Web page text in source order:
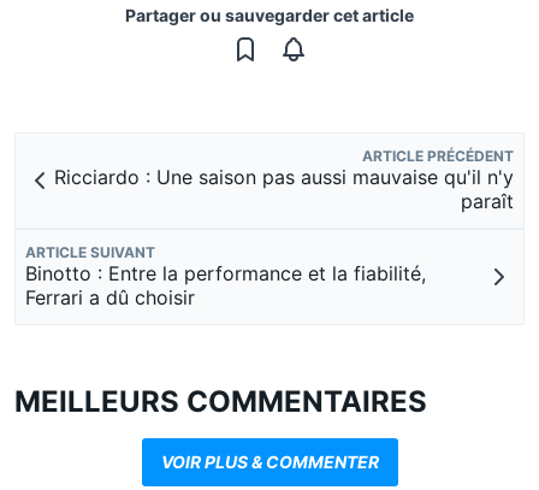
Partager ou sauvegarder cet article
ARTICLE PRÉCÉDENT
Ricciardo : Une saison pas aussi mauvaise qu'il n'y
paraît
ARTICLE SUIVANT
Binotto : Entre la performance et la fiabilité,
Ferrari a dû choisir
MEILLEURS COMMENTAIRES
VOIR PLUS & COMMENTER